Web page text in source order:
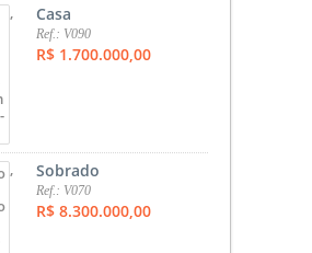
, Casa
Ref.: V090
R$ 1.700.000,00
, Sobrado
Ref.: V070
R$ 8.300.000,00